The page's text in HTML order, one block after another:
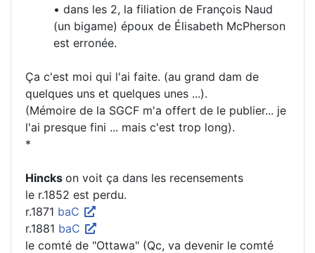
• dans les 2, la filiation de François Naud
(un bigame) époux de Élisabeth McPherson
est erronée.
Ça c'est moi qui l'ai faite. (au grand dam de
quelques uns et quelques unes ...).
(Mémoire de la SGCF m'a offert de le publier... je
l'ai presque fini ... mais c'est trop long).
*
Hincks on voit ça dans les recensements
le r.1852 est perdu.
r.1871 baC
r.1881 baC
le comté de "Ottawa" (Qc, va devenir le comté